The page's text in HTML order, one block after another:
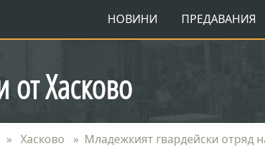
НОВИНИ ПРЕДАВАНИЯ
Хасково
Хасково Младежкият гвардейски отряд